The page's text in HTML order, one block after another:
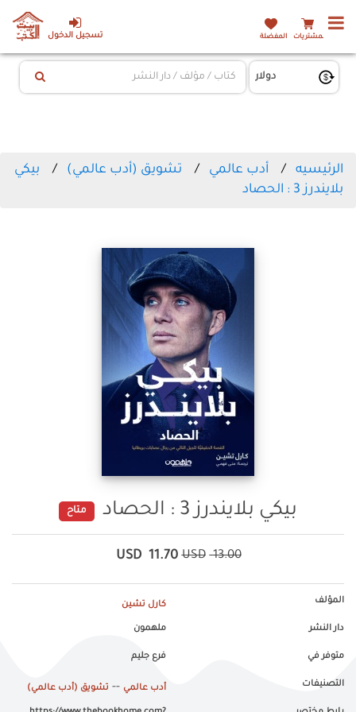
تسجيل الدخول المشتريات المفضلة
الرئيسيه أدب عالمي تشويق (أدب عالمي)
بيكي
بلايندرز 3 : الحصاد
بيكي بلايندرز 3 : الحصاد متاح
13.00
USD
11.70
USD
المؤلف كارل تشين
دار النشر ملهمون
متوفر في فرع جليم
التصنيفات أدب عالمي -- تشويق (أدب عالمي)